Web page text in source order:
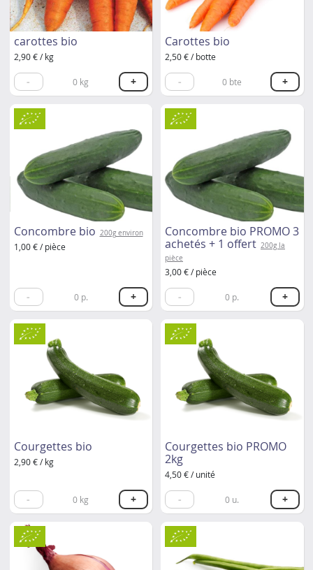
carottes bio
2,90 € / kg
- 0 kg +
Carottes bio
2,50 € / botte
- 0 bte +
Concombre bio 200g environ
1,00 € / pièce
- 0p. +
Concombre bio PROMO 3
achetés + 1 offert 200g la
pièce
3,00 € / pièce
- 0 p. +
Courgettes bio
2,90 € / kg
- 0 kg +
Courgettes bio PROMO
2kg
4,50 € / unité
- 0 u. +